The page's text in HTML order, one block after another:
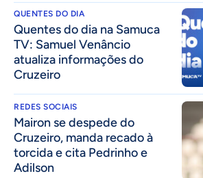
QUENTES DO DIA
Quentes do dia na Samuca
TV: Samuel Venâncio
atualiza informações do
Cruzeiro
REDES SOCIAIS
Mairon se despede do
Cruzeiro, manda recado à
torcida e cita Pedrinho e
Adilson